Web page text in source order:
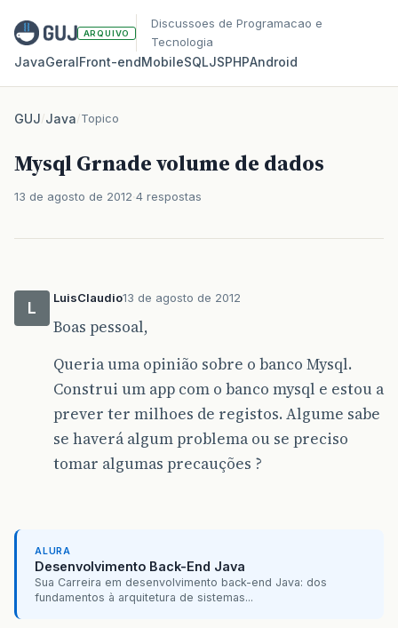
ARQUIVO
Discussoes de Programacao e
Tecnologia
JavaGeralFront‑endMobileSQLJSPHPAndroid
GUJ/Java/Topico
Mysql Grnade volume de dados
13 de agosto de 2012 4 respostas
L
LuisClaudio13 de agosto de 2012
Boas pessoal,
Queria uma opinião sobre o banco Mysql.
Construi um app com o banco mysql e estou a
prever ter milhoes de registos. Algume sabe
se haverá algum problema ou se preciso
tomar algumas precauções ?
ALURA
Desenvolvimento Back-End Java
Sua Carreira em desenvolvimento back-end Java: dos
fundamentos à arquitetura de sistemas...